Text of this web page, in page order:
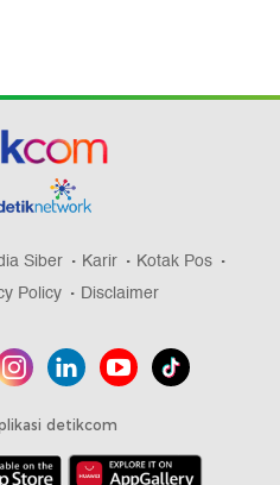
Siber Karir
Kotak Pos
Policy Disclaimer
detikcom